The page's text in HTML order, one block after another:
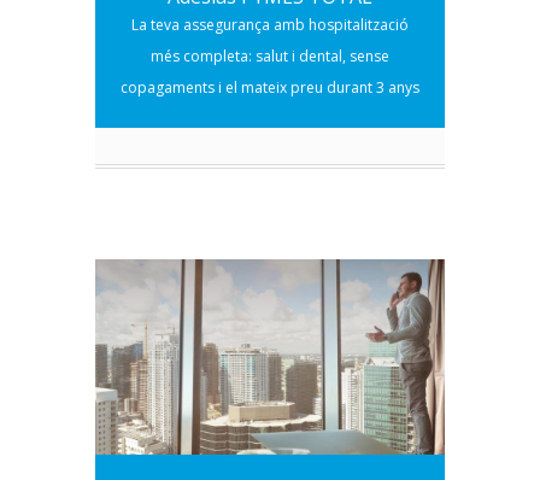
La teva assegurança amb hospitalització
més completa: salut i dental, sense
copagaments i el mateix preu durant 3 anys